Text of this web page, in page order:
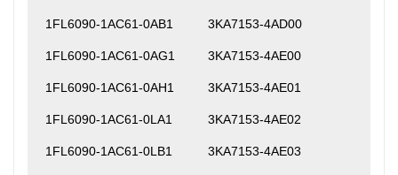
1FL6090-1AC61-0AB1 3KA7153-4AD00
1FL6090-1AC61-0AG1 3KA7153-4AE00
1FL6090-1AC61-0AH1 3KA7153-4AE01
1FL6090-1AC61-0LA1 3KA7153-4AE02
1FL6090-1AC61-0LB1 3KA7153-4AE03